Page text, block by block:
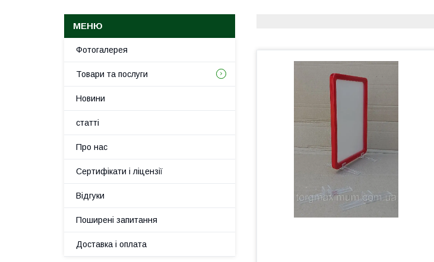
Фотогалерея
Товари та послуги
Новини
статті
Про нас
Сертифікати і ліцензії
Відгуки
Поширені запитання
Доставка і оплата